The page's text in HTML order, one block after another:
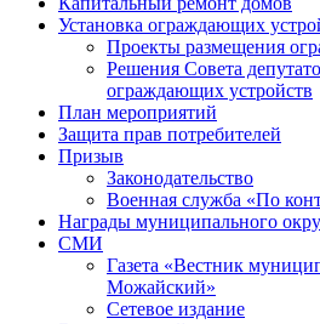
Установка ограждающих
Проекты размещения
Решения Совета
ограждающих устройств
План мероприятий
Защита прав потребителей
Призыв
Законодательство
Военная служба «По
Награды муниципального
СМИ
Газета «Вестник
Можайский»
Сетевое издание